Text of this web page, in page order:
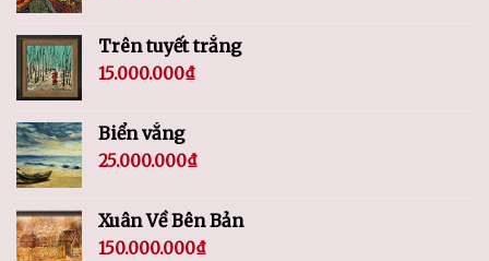
Trên tuyết trắng
15.000.000₫
Biển vắng
25.000.000₫
Xuân Về Bên Bản
150.000.000₫